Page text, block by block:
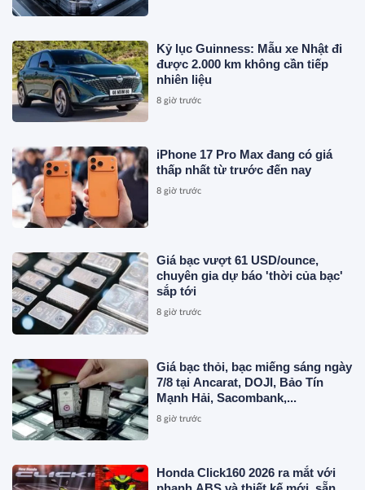
Kỷ lục Guinness: Mẫu xe Nhật đi
được 2.000 km không cần tiếp
nhiên liệu
8 giờ trước
iPhone 17 Pro Max đang có giá
thấp nhất từ trước đến nay
8 giờ trước
Giá bạc vượt 61 USD/ounce,
chuyên gia dự báo 'thời của bạc'
sắp tới
8 giờ trước
Giá bạc thỏi, bạc miếng sáng ngày
7/8 tại Ancarat, DOJI, Bảo Tín
Mạnh Hải, Sacombank,...
8 giờ trước
Honda Click160 2026 ra mắt với